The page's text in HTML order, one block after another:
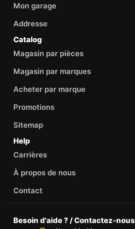
Mon garage
Addresse
Catalog
Magasin par pièces
Magasin par marques
Acheter par marque
Promotions
Sitemap
Help
Carrières
À propos de nous
Contact
Besoin d'aide ? / Contactez-nous